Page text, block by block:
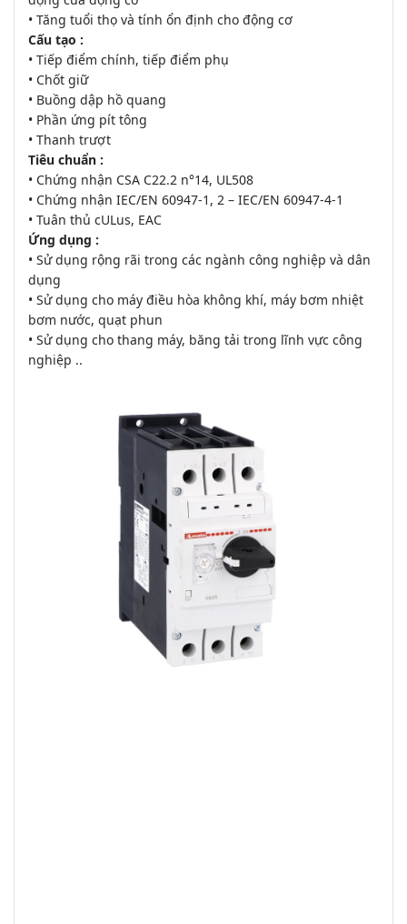
• Tăng tuổi thọ và tính ổn định cho động cơ
Cấu tạo :
• Tiếp điểm chính, tiếp điểm phụ
• Chốt giữ
• Buồng dập hồ quang
• Phần ứng pít tông
• Thanh trượt
Tiêu chuẩn :
• Chứng nhận CSA C22.2 n°14, UL508
• Chứng nhận IEC/EN 60947-1, 2 – IEC/EN 60947-4-1
• Tuân thủ cULus, EAC
Ứng dụng :
• Sử dụng rộng rãi trong các ngành công nghiệp và dân
dụng
• Sử dụng cho máy điều hòa không khí, máy bơm nhiệt
bơm nước, quạt phun
• Sử dụng cho thang máy, băng tải trong lĩnh vực công
nghiệp ..